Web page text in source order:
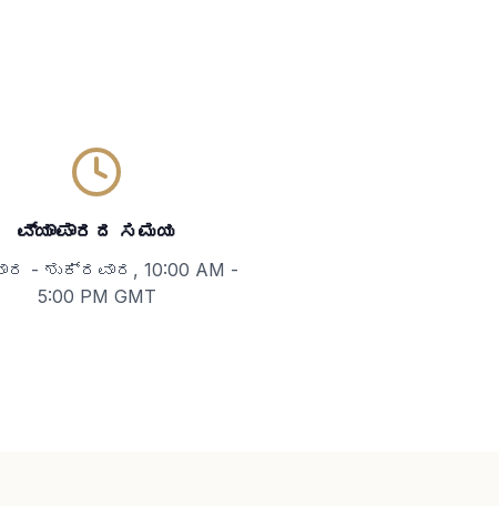
ವ್ಯಾಪಾರದ ಸಮಯ
- ಶುಕ್ರವಾರ, 10:00 AM -
5:00 PM GMT